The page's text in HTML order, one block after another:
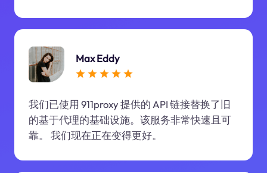
Max Eddy
我们已使用 911proxy 提供的 API 链接替换了旧
的基于代理的基础设施。该服务非常快速且可
靠。 我们现在正在变得更好。